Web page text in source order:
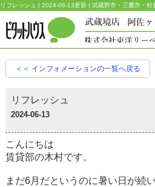
＜＜ インフォメーションの一覧へ戻る
リフレッシュ
2024-06-13
こんにちは
賃貸部の木村です。
まだ6月だというのに暑い日が続